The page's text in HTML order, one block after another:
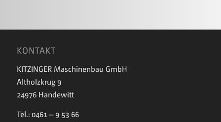
KONTAKT
KITZINGER Maschinenbau GmbH
Altholzkrug 9
24976 Handewitt
Tel.: 0461 – 9 53 66